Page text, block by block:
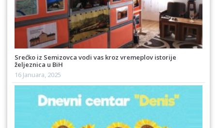
Srećko iz Semizovca vodi vas kroz vremeplov istorije
željeznica u BiH
16 Januara, 2025